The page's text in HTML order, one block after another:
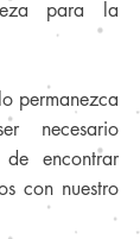
para la
permanezca
necesario
encontrar
con nuestro